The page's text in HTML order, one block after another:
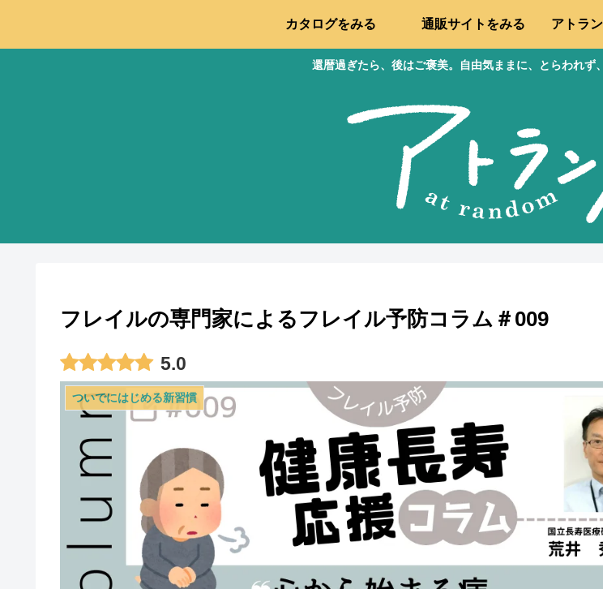
還暦過ぎたら、後はご褒美。自由気ままに、とらわれず
カタログをみる 通販サイトをみる アトラ
フレイルの専門家によるフレイル予防コラム＃009
5.0
ついでにはじめる新習慣